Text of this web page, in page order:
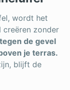
wordt het
zonder
de gevel
je terras.
blijft de